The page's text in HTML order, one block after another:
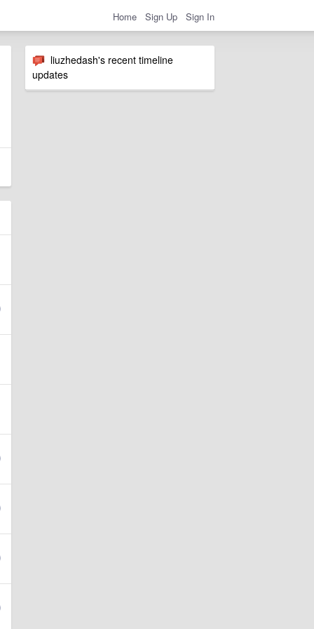
Home Sign Up Sign In
liuzhedash's recent timeline
updates